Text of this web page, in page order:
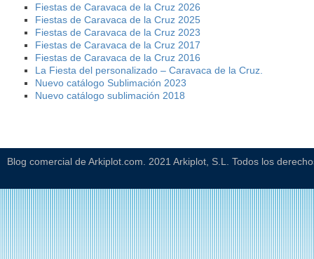
Fiestas de Caravaca de la Cruz 2026
Fiestas de Caravaca de la Cruz 2025
Fiestas de Caravaca de la Cruz 2023
Fiestas de Caravaca de la Cruz 2017
Fiestas de Caravaca de la Cruz 2016
La Fiesta del personalizado – Caravaca de la Cruz.
Nuevo catálogo Sublimación 2023
Nuevo catálogo sublimación 2018
Blog comercial de Arkiplot.com. 2021 Arkiplot, S.L. Todos los